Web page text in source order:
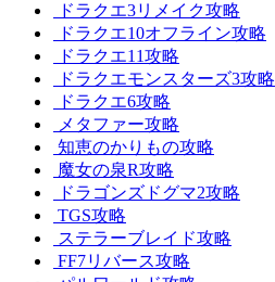
ドラクエ3リメイク攻略
ドラクエ10オフライン攻略
ドラクエ11攻略
ドラクエモンスターズ3攻略
ドラクエ6攻略
メタファー攻略
知恵のかりもの攻略
魔女の泉R攻略
ドラゴンズドグマ2攻略
TGS攻略
ステラーブレイド攻略
FF7リバース攻略